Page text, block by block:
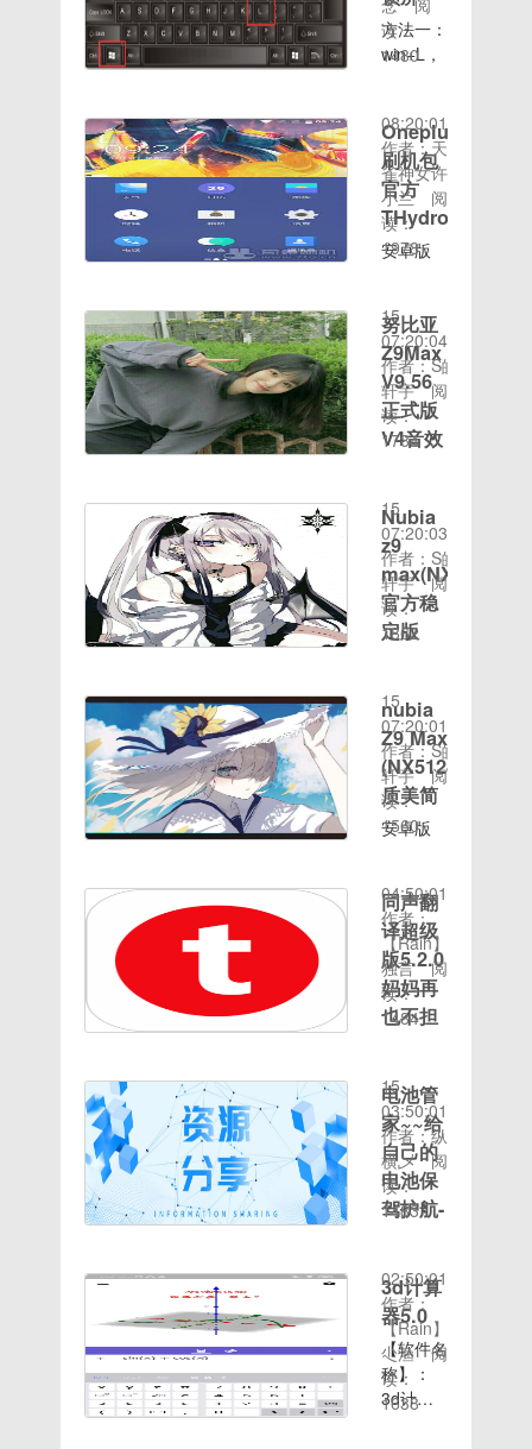
标。升级
系统升级
入后点击
更新与安
全，在之
后你就
将打开
zip文件
的方法分
脑打开
zip文件
教程1、
下载安装
360压缩
软件，一
Zip文件
时就会提
示安装解
压软件如
何打开
Zip文件
如何打开
电脑图
解-12、
然后右击
Zip格式
文件，弹
出窗口中
式，我们
可以使用
360压缩
直接打开
查
限，完美
ROOT新
增
组件精简
各分区垃
圾程序及
文件精简
ROM体
积，占用
方特色应
用
错误注
意：
Root等
载注意：
如果你选
择了
Root手
机，将只
能检查到
新
效注意：
Root等
载注意：
如果你选
择了
Root手
机，将只
能检查到
win10图
文教程帮
助大家快
装系统软
键，需要
重装
win10系
统的朋友
快来看一
1、一键
重装系统
的使用方
法十分简
单，先将
电脑内重
要的文件
份，然后
搜索小白
系统官
网，在官
网内下载
小白一键
打开小白
一键重
装，等待
小白对运
行环境扫
描完成。
装”界面
内选择安
装win10
系统。
4、然后
勾选需要
件。5、
等待小白
一键重装
下载系
统。系统
下载完成
动重启电
脑进行系
统的重
装。6、
数次重启
后win10
第一步，
点“开
始”菜
击“运
行”（或
者直接敲
击键盘上
的“WIN+R”）
然后在运
输
入“gpedit.msc”，
然后再点
确定。进
入之后，
就按顺序
依次打
机配
置”，“管
理模
版”，“windows
组
件”，
到“禁用
windowsinstaller”。
然后
在“禁用
windowsinstaller”下
面点“未
禁
用”（二
选一），
然后点确
定即可。
1.点“开
单，然后
找到并点
击“运
行”，或
者敲击键
盘“WIN+R”。
入“regedit”，
再点确
定。2.然
后定位到
注册表
方法一：
win+L，
标键）不
放，点击
一下L键
电脑立即
出现登录
界面。此
系统
方法二：
打开开始
菜单，点
击最左侧
像，选择
锁定也可
以达到同
样的效
果。瞧，
锁屏界面
果设置了
密码需要
输入密码
才能重新
进入系统
哦
念
阅
读：
1480
Oneplus3T
刷机包
官方
THydrogen2
安卓版
者：
YiRanYouMUI
类型：官
方ROM
大小：
1044.06MB
间：
2017-
03-29适
用机型：
一加
A3010（一
加3T 全
帖ROM
仅限一加
3T刷入
请使用第
三方
recovery
刷其他第
三方ZIP
包。为避
免丢失数
据，还是
强烈建议
的备份工
作。如果
是首次刷
入，刷机
前请务必
双清，刷
双清。如
果机器有
锁，请先
解锁，再
刷机。确
保手机是
时间：
08:20:01
作者：天
雀神女许
小兰
阅
读：
1978
努比亚
Z9Max
V9.56
正式版
V4音效
安卓版
本：5.1
作者：
ycjesonUI
类型：官
方ROM
大小：
发布时
间：
2018-
09-10适
用机型：
努比亚
网通）
【刷机事
项】基于
官方最新
正式版制
作，本版
适合喜欢
长期使用
不折腾的
朋友新增
完整的
Root权
新增 蝰
蛇音效，
默认激活
【ROM
介绍】优
化 整体
时间：
15
07:20:04
作者：S皓
轩宇
阅
读：
1784
Nubia
z9
max(NX512J)
官方稳
定版
作者：姿
态UI类
型：
nubiaUIROM
大小：
1007.61MB
间：
2018-
05-29适
用机型：
努比亚
NX512J（Z9
【刷机事
项】基于
最新官方
包制作系
统适度精
简去除很
简系统，
简洁清爽
添加内核
ROOT权
限
【ROM
15
07:20:03
作者：S皓
轩宇
阅
读：
1862
nubia
Z9 Max
(NX512J)
质美简
安卓版
者：
AbelUI类
型：
nubiaUIROM
大小：
845.67MB
间：
2017-
06-14适
用机型：
努比亚
NX512J（Z9
Max 全
【刷机事
项】刷机
成功首次
开机需
10分钟
左右，请
15
07:20:01
作者：S皓
轩宇
阅
读：
1560
同声翻
译超级
版5.2.0
妈妈再
也不担
啦
软件名
称:同声
翻译超级
版软件版
件语言：
中文软件
大小：
8.4M测
试机型：
红米简
时间：
2020-08-
04:50:01
作者：
【Rain】
独言
阅
读：
1484
电池管
家~~给
自己的
电池保
驾护航-
全新改版
免搜索快
速直达下
载好软分
享贴来啦
15
03:50:01
作者：纵
横乄
阅
读：
1483
3d计算
器5.0
【软件名
称】：
3d计算
时间：
02:50:01
作者：
【Rain】
尐渔
阅
读：
1638